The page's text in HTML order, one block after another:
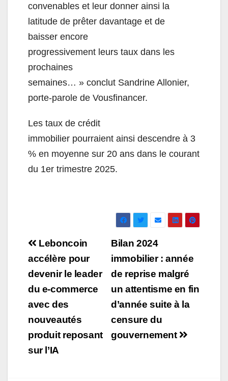
convenables et leur donner ainsi la
latitude de prêter davantage et de
baisser encore
progressivement leurs taux dans les
prochaines
semaines… » conclut Sandrine Allonier,
porte-parole de Vousfinancer.
Les taux de crédit
immobilier pourraient ainsi descendre à 3
% en moyenne sur 20 ans dans le courant
du 1er trimestre 2025.
Navigation
de
l’article
Bilan 2024
immobilier : année
de reprise malgré
un attentisme en fin
d’année suite à la
censure du
gouvernement
Leboncoin
accélère pour
devenir le leader
du e-commerce
avec des
nouveautés
produit reposant
sur l’IA